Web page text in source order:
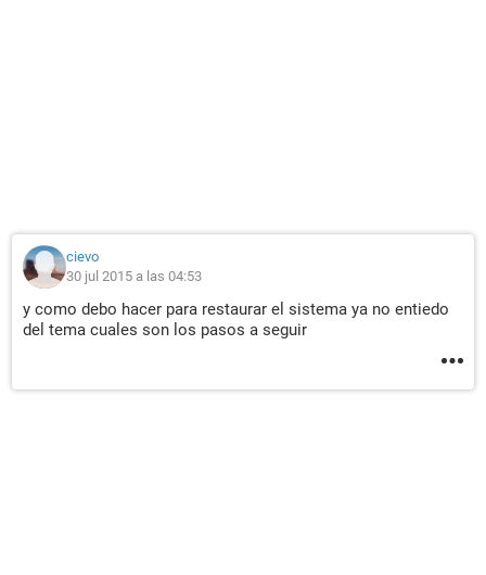
cievo
30 jul 2015 a las 04:53
y como debo hacer para restaurar el sistema ya no entiedo
del tema cuales son los pasos a seguir